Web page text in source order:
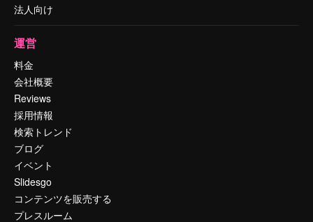
法人向け
運営
料金
会社概要
Reviews
採用情報
検索トレンド
ブログ
イベント
Slidesgo
コンテンツを販売する
プレスルーム